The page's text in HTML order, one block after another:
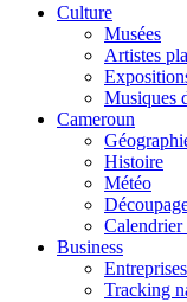
Culture
Musées
Artistes
Musiques
Cameroun
Histoire
Météo
Calendrier
Business
Tracking